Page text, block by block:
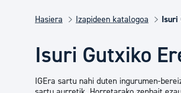
Hasiera Izapideen katalogoa Isuri
Isuri Gutxiko
IGEra sartu nahi duten ingurumen-